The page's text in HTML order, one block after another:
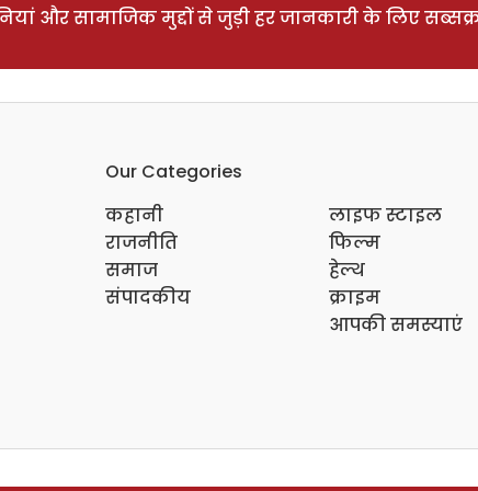
और सामाजिक मुद्दों से जुड़ी हर जानकारी के लिए
Our Categories
कहानी
राजनीति
समाज
संपादकीय
लाइफ स्टाइल
फिल्म
हेल्थ
क्राइम
आपकी समस्याएं